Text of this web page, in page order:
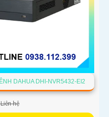
DAHUA DHI-NVR5432-EI2
hệ